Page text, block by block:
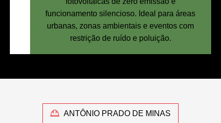
funcionamento silencioso. Ideal para áreas
urbanas, zonas ambientais e eventos com
restrição de ruído e poluição.
ANTÔNIO PRADO DE MINAS